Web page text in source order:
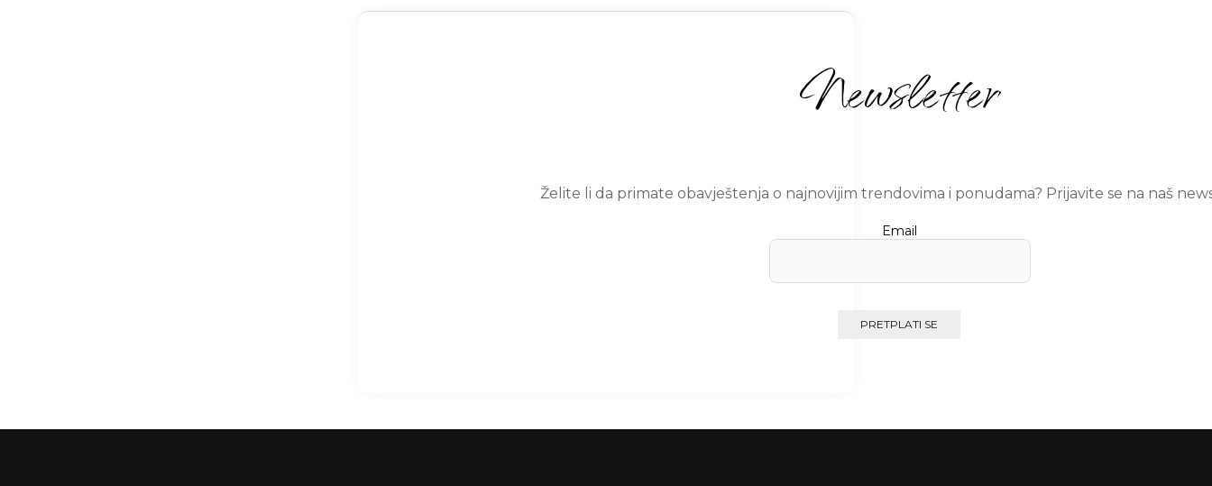
Newsletter
Želite li da primate obavještenja o najnovijim trendovima i ponudama? Prijavite se na naš
Email